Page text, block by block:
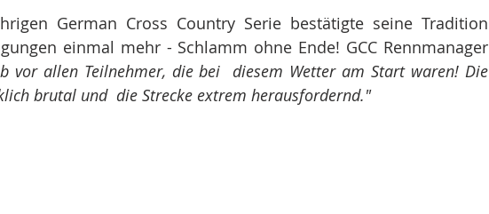
German Cross Country Serie bestätigte seine Tradition
einmal mehr - Schlamm ohne Ende! GCC Rennmanager
vor allen Teilnehmer, die bei  diesem Wetter am Start waren! Die
brutal und  die Strecke extrem herausfordernd."